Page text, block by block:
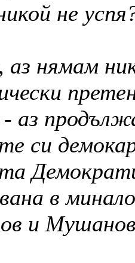
не
аз нямам
аз
си
в
и